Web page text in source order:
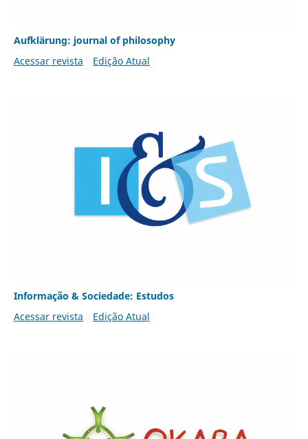
Aufklärung: journal of philosophy
Acessar revista
Edição Atual
Informação & Sociedade: Estudos
Acessar revista
Edição Atual